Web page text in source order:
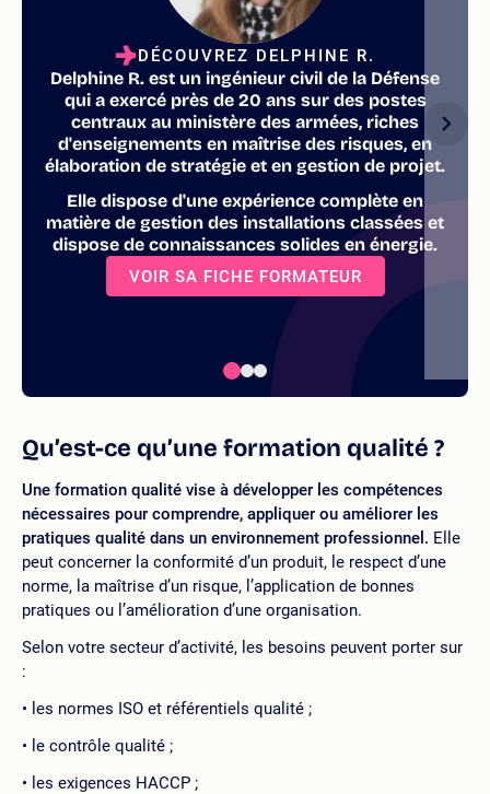
DÉCOUVREZ DELPHINE R.
Delphine R. est un ingénieur civil de la Défense
qui a exercé près de 20 ans sur des postes
centraux au ministère des armées, riches
d'enseignements en maîtrise des risques, en
élaboration de stratégie et en gestion de projet.
Elle dispose d'une expérience complète en
matière de gestion des installations classées et
dispose de connaissances solides en énergie.
VOIR SA FICHE FORMATEUR
Qu’est-ce qu’une formation qualité ?
Une formation qualité vise à développer les compétences
nécessaires pour comprendre, appliquer ou améliorer les
pratiques qualité dans un environnement professionnel. Elle
peut concerner la conformité d’un produit, le respect d’une
norme, la maîtrise d’un risque, l’application de bonnes
pratiques ou l’amélioration d’une organisation.
Selon votre secteur d’activité, les besoins peuvent porter sur
:
les normes ISO et référentiels qualité ;
le contrôle qualité ;
les exigences HACCP ;